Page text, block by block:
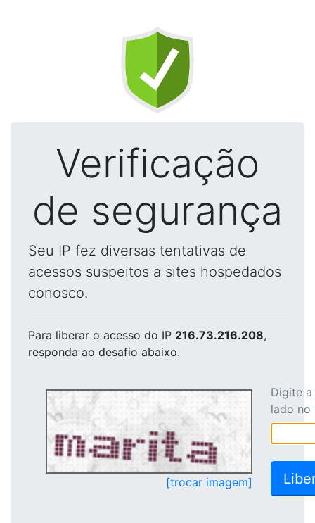
Verificação
de segurança
Seu IP fez diversas tentativas de
acessos suspeitos a sites hospedados
conosco.
Para liberar o acesso do IP 216.73.216.208,
responda ao desafio abaixo.
[trocar imagem]
Digite
lado no